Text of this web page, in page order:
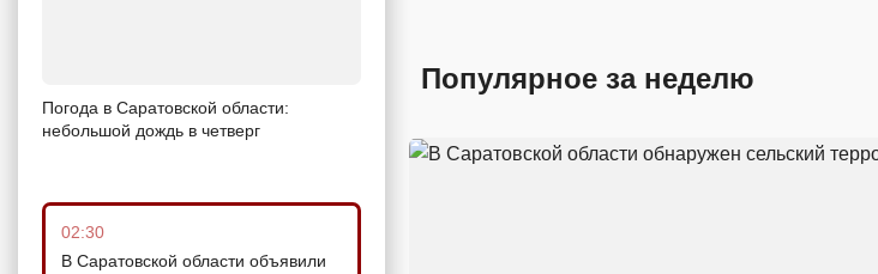
Погода в Саратовской области:
небольшой дождь в четверг
02:30
В Саратовской области объявили
Популярное за неделю